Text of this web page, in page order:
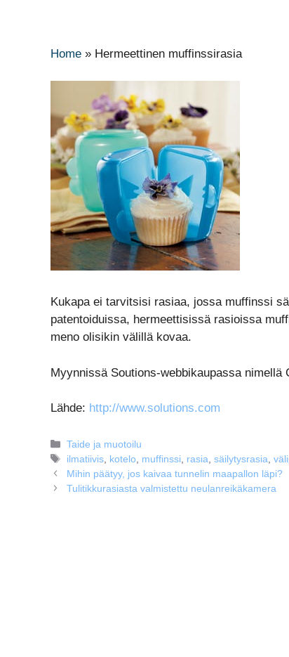
Home » Hermeettinen muffinssirasia
Kukapa ei tarvitsisi rasiaa, jossa muffinssi
patentoiduissa, hermeettisissä rasioissa
meno olisikin välillä kovaa.
Myynnissä Soutions-webbikaupassa nimellä
Lähde: http://www.solutions.com
Kategoriat
Taide ja muotoilu
Avainsanat
ilmatiivis kotelo muffinssi rasia ,säilytysrasia ,
Mihin päätyy, jos kaivaa tunnelin maapallon läpi?
Tulitikkurasiasta valmistettu neulanreikäkamera